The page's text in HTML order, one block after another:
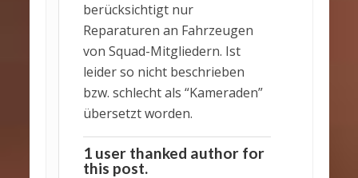
berücksichtigt nur
Reparaturen an Fahrzeugen
von Squad-Mitgliedern. Ist
leider so nicht beschrieben
bzw. schlecht als “Kameraden”
übersetzt worden.
1 user thanked author for
this post.